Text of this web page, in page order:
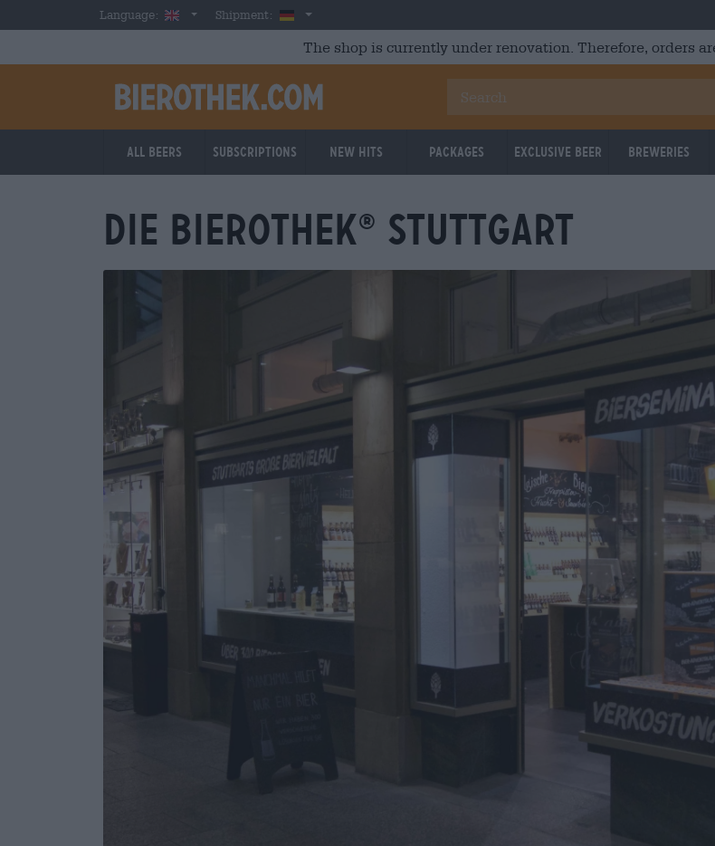
Skip to main contentLanguage: EnglishShipment: Germany
The shop is currently under renovation. Therefore, orders
All beers Subscriptions New Hits Packages Exclusive Beer Breweries
DIE BIEROTHEK® STUTTGART